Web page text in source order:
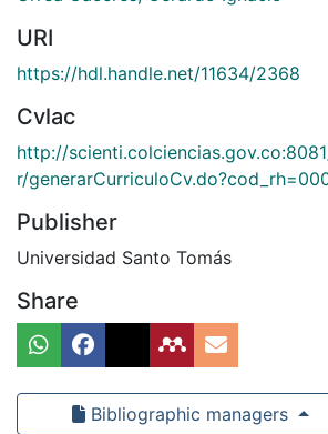
URI
https://hdl.handle.net/11634/2368
Cvlac
http://
r/
Publisher
Universidad Santo Tomás
Share
Bibliographic managers